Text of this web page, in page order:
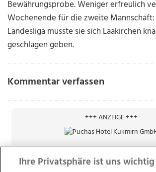
Bewährungsprobe. Weniger erfreulich
Wochenende für die zweite
Landesliga musste sie sich Laakirchen
geschlagen geben.
Kommentar verfassen
+++ ANZEIGE +++
Ihre Privatsphäre ist uns wichtig